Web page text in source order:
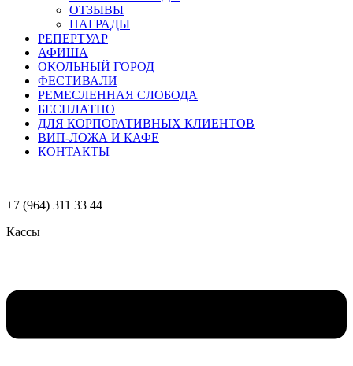
ОТЗЫВЫ
НАГРАДЫ
РЕПЕРТУАР
АФИША
ОКОЛЬНЫЙ ГОРОД
ФЕСТИВАЛИ
РЕМЕСЛЕННАЯ СЛОБОДА
БЕСПЛАТНО
ДЛЯ КОРПОРАТИВНЫХ КЛИЕНТОВ
ВИП-ЛОЖА И КАФЕ
КОНТАКТЫ
+7 (964) 311 33 44
Кассы